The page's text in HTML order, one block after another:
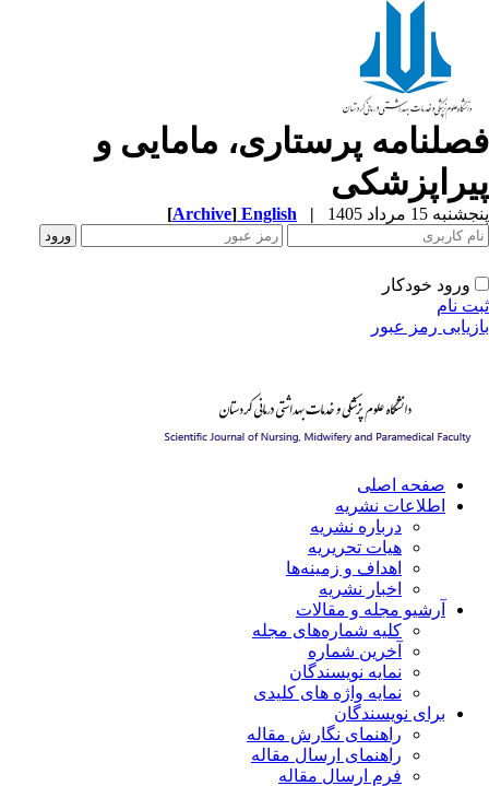
پرستاری، مامایی و
15 مرداد 1405 |
English
[Archive]
ورود خودکار
نام
رمز عبور
صفحه اصلی
اطلاعات نشریه
درباره نشریه
هیات تحریریه
اهداف و زمینه‌ها
اخبار نشریه
آرشیو مجله و مقالات
کلیه شماره‌های مجله
آخرین شماره
نمایه نویسندگان
نمایه واژه های کلیدی
برای نویسندگان
راهنمای نگارش مقاله
راهنمای ارسال مقاله
فرم ارسال مقاله